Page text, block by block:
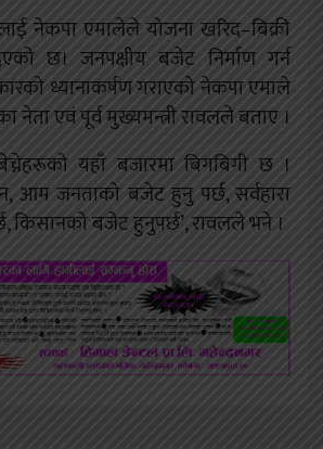
नेकपा एमालेले योजना खरिद–बिक्री
छ। जनपक्षीय बजेट निर्माण गर्न
ध्यानाकर्षण गराएको नेकपा एमाले
नेता एवं पूर्व मुख्यमन्त्री रावलले बताए ।
यहाँ बजारमा बिगबिगी छ ।
आम जनताको बजेट हुनु पर्छ, सर्वहारा
किसानको बजेट हुनुपर्छ’, रावलले भने ।